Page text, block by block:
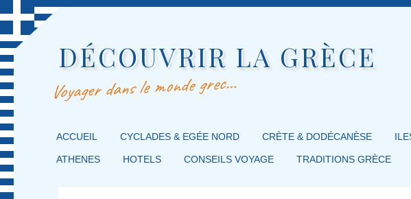
DÉCOUVRIR LA GRÈCE
Voyager dans le monde grec…
MENU PRINCIPAL
MASQUER LA NAVIGATION PRINCIPALE
MASQUER LA NAVIGATION SECONDAIRE
ACCUEIL CYCLADES & EGÉE NORD CRÈTE & DODÉCANÈSE
ATHENES HOTELS CONSEILS VOYAGE TRADITIONS GRÈCE